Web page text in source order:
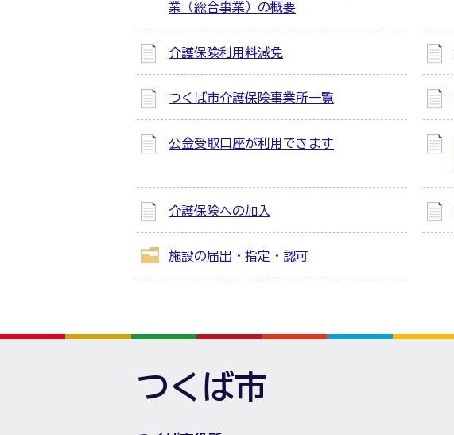
業（総合事業）の概要
介護保険利用料減免
つくば市介護保険事業所一覧
公金受取口座が利用できます
介護保険への加入
施設の届出・指定・認可
つくば市